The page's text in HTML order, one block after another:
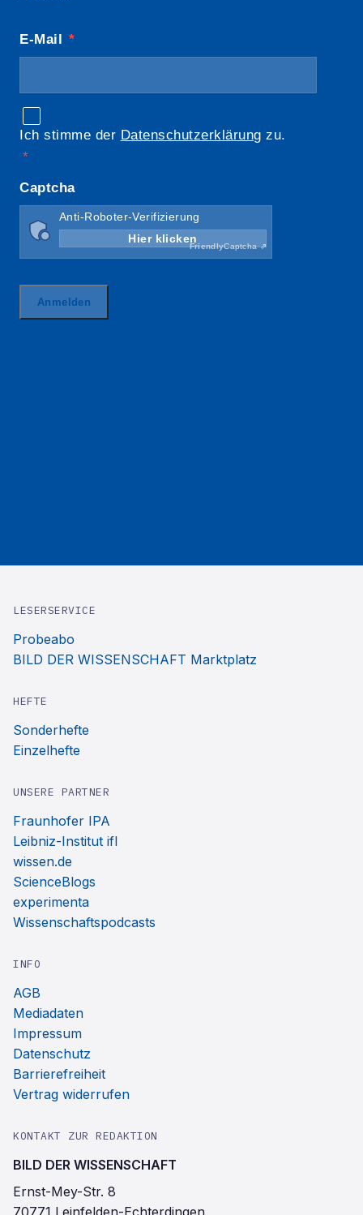
LESERSERVICE
Probeabo
BILD DER WISSENSCHAFT Marktplatz
HEFTE
Sonderhefte
Einzelhefte
UNSERE PARTNER
Fraunhofer IPA
Leibniz-Institut ifl
wissen.de
ScienceBlogs
experimenta
Wissenschaftspodcasts
INFO
AGB
Mediadaten
Impressum
Datenschutz
Barrierefreiheit
Vertrag widerrufen
KONTAKT ZUR REDAKTION
BILD DER WISSENSCHAFT
Ernst-Mey-Str. 8
70771 Leinfelden-Echterdingen